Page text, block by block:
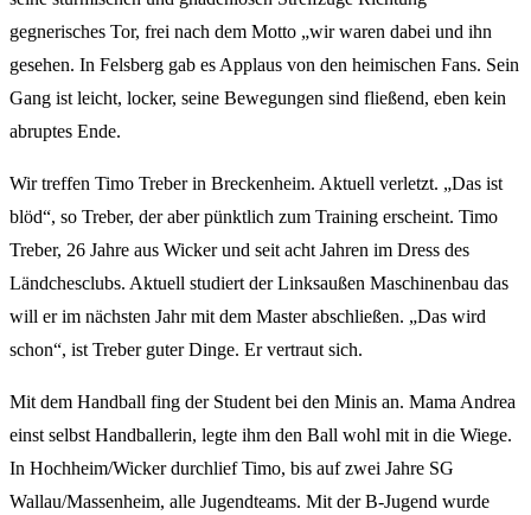
gegnerisches Tor, frei nach dem Motto „wir waren dabei und ihn
gesehen. In Felsberg gab es Applaus von den heimischen Fans. Sein
Gang ist leicht, locker, seine Bewegungen sind fließend, eben kein
abruptes Ende.
Wir treffen Timo Treber in Breckenheim. Aktuell verletzt. „Das ist
blöd“, so Treber, der aber pünktlich zum Training erscheint. Timo
Treber, 26 Jahre aus Wicker und seit acht Jahren im Dress des
Ländchesclubs. Aktuell studiert der Linksaußen Maschinenbau das
will er im nächsten Jahr mit dem Master abschließen. „Das wird
schon“, ist Treber guter Dinge. Er vertraut sich.
Mit dem Handball fing der Student bei den Minis an. Mama Andrea
einst selbst Handballerin, legte ihm den Ball wohl mit in die Wiege.
In Hochheim/Wicker durchlief Timo, bis auf zwei Jahre SG
Wallau/Massenheim, alle Jugendteams. Mit der B-Jugend wurde